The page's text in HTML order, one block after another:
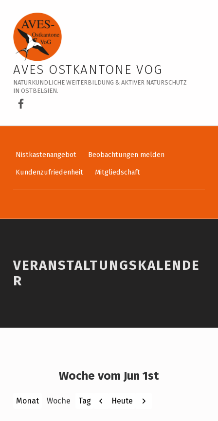
Veranstaltungskalender – AVES Ostkantone VoG
AVES OSTKANTONE VOG
NATURKUNDLICHE WEITERBILDUNG & AKTIVER NATURSCHUTZ
IN OSTBELGIEN.
AVES Ostkantone bei Facebook
Nistkastenangebot
Beobachtungen melden
Kundenzufriedenheit
Mitgliedschaft
VERANSTALTUNGSKALENDE
R
Woche vom Jun 1st
Monat Woche Tag Zurück
Heute Weiter